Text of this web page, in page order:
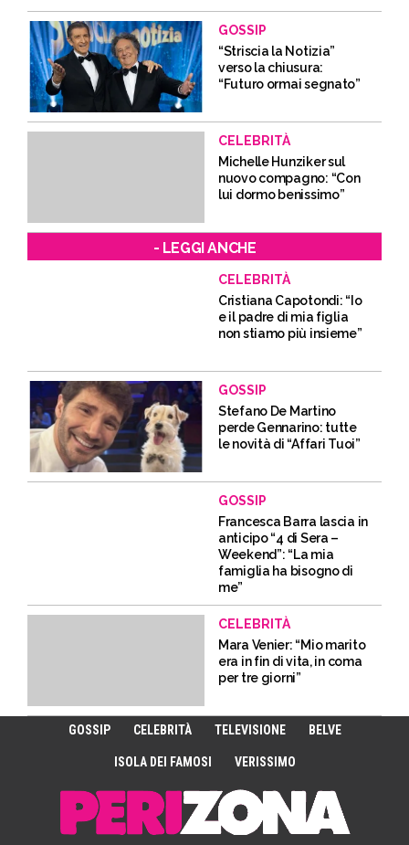
GOSSIP
“Striscia la Notizia”
verso la chiusura:
“Futuro ormai segnato”
CELEBRITÀ
Michelle Hunziker sul
nuovo compagno: “Con
lui dormo benissimo”
- LEGGI ANCHE
CELEBRITÀ
Cristiana Capotondi: “Io
e il padre di mia figlia
non stiamo più insieme”
GOSSIP
Stefano De Martino
perde Gennarino: tutte
le novità di “Affari Tuoi”
GOSSIP
Francesca Barra lascia in
anticipo “4 di Sera –
Weekend”: “La mia
famiglia ha bisogno di
me”
CELEBRITÀ
Mara Venier: “Mio marito
era in fin di vita, in coma
per tre giorni”
GOSSIP CELEBRITÀ TELEVISIONE BELVE
ISOLA DEI FAMOSI VERISSIMO